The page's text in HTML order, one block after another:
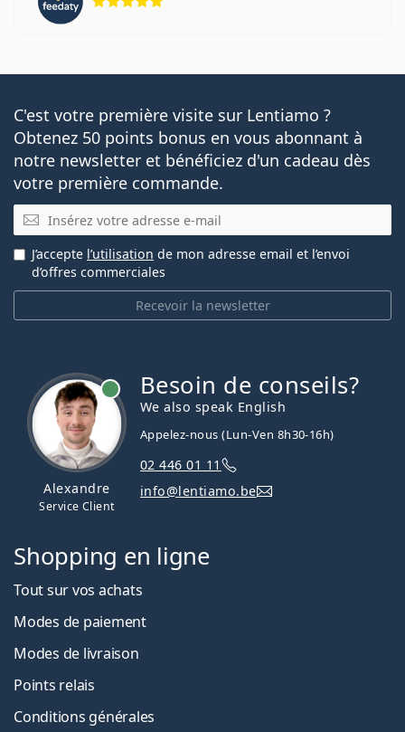
C'est votre première visite sur Lentiamo ?
Obtenez 50 points bonus en vous abonnant à
notre newsletter et bénéficiez d'un cadeau dès
votre première commande.
E-mail
Recevoir la newsletter
J’accepte l’utilisation de mon adresse email et l’envoi
d’offres commerciales
Alexandre
Service Client
Besoin de conseils?
We also speak English
Appelez-nous (Lun-Ven 8h30-16h)
02 446 01 11
info@lentiamo.be
Shopping en ligne
Tout sur vos achats
Modes de paiement
Modes de livraison
Points relais
Conditions générales